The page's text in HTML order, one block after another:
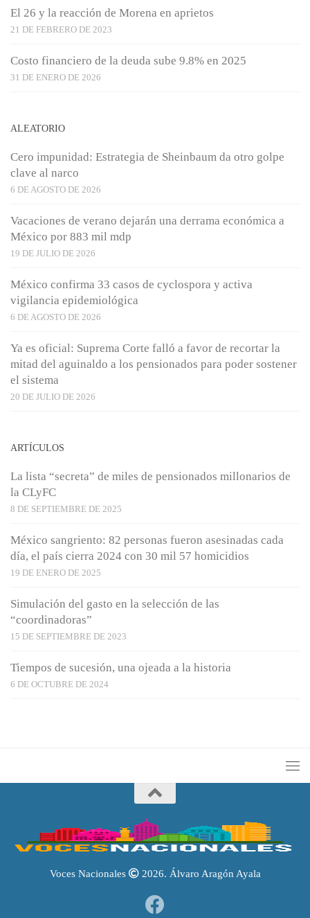
El 26 y la reacción de Morena en aprietos
21 DE FEBRERO DE 2023
Costo financiero de la deuda sube 9.8% en 2025
31 DE ENERO DE 2026
ALEATORIO
Cero impunidad: Estrategia de Sheinbaum da otro golpe
clave al narco
6 DE AGOSTO DE 2026
Vacaciones de verano dejarán una derrama económica a
México por 883 mil mdp
19 DE JULIO DE 2026
México confirma 33 casos de cyclospora y activa
vigilancia epidemiológica
6 DE AGOSTO DE 2026
Ya es oficial: Suprema Corte falló a favor de recortar la
mitad del aguinaldo a los pensionados para poder sostener
el sistema
20 DE JULIO DE 2026
ARTÍCULOS
La lista “secreta” de miles de pensionados millonarios de
la CLyFC
8 DE SEPTIEMBRE DE 2025
México sangriento: 82 personas fueron asesinadas cada
día, el país cierra 2024 con 30 mil 57 homicidios
19 DE ENERO DE 2025
Simulación del gasto en la selección de las
“coordinadoras”
15 DE SEPTIEMBRE DE 2023
Tiempos de sucesión, una ojeada a la historia
6 DE OCTUBRE DE 2024
Voces Nacionales 2026. Álvaro Aragón Ayala